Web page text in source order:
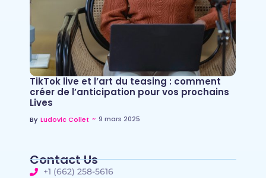
TikTok live et l’art du teasing : comment
créer de l’anticipation pour vos prochains
Lives
By Ludovic Collet ~ 9 mars 2025
Contact Us
+1 (662) 258-5616